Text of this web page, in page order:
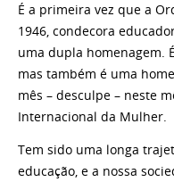
É a primeira vez que a
1946, condecora
uma dupla homenagem.
mas também é uma
mês – desculpe – neste
Internacional da Mulher.
Tem sido uma longa
educação, e a nossa